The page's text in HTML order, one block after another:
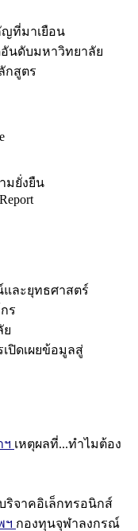
ที่มาเยือน
นดับมหาวิทยาลัย
กสูตร
มยั่งยืน
ละยุทธศาสตร์
ร
ย
เปิดเผยข้อมูลสู่
ฯ เหตุผลที่...ทำไมต้อง
ริจาคอิเล็กทรอนิกส์
ฯ กองทุนจุฬาลงกรณ์